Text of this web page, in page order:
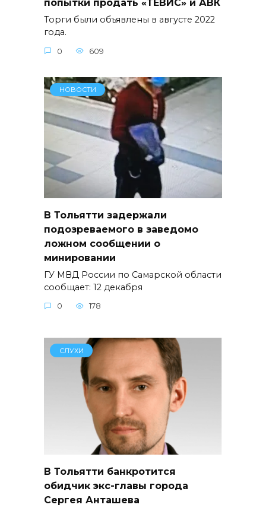
попытки продать «ТЕВИС» и АВК
Торги были объявлены в августе 2022
года.
0 609
НОВОСТИ
В Тольятти задержали
подозреваемого в заведомо
ложном сообщении о
минировании
ГУ МВД России по Самарской области
сообщает: 12 декабря
0 178
СЛУХИ
В Тольятти банкротится
обидчик экс-главы города
Сергея Анташева